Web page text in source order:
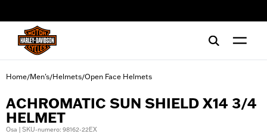
Home/Men's/Helmets/Open Face Helmets
ACHROMATIC SUN SHIELD X14 3/4
HELMET
Osa | SKU-numero: 98162-22EX